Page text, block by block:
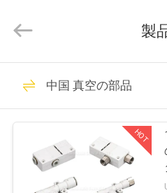
プ
Copyright
2026
AUTOMATIC
CO.,LTD.
ソレノイ
せた方向
製
中国 真空の部品
HOT